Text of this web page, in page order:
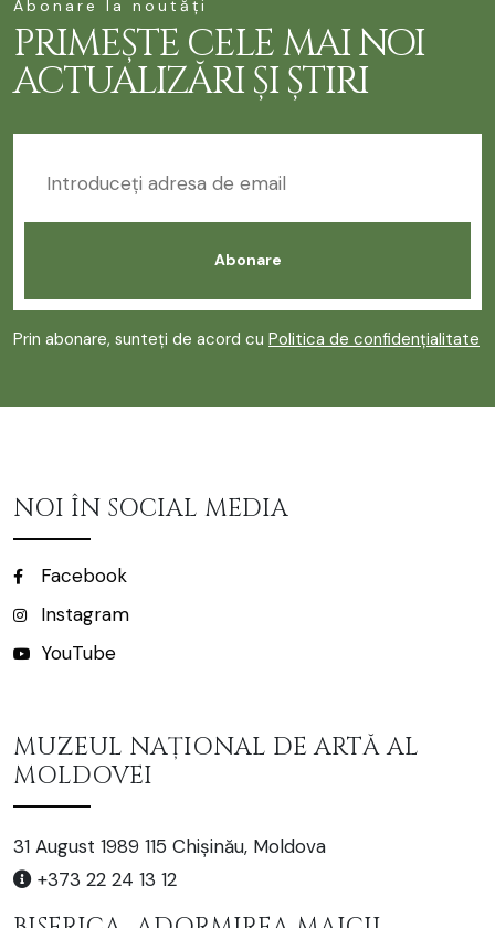
Abonare la noutăți
PRIMEȘTE CELE MAI NOI
ACTUALIZĂRI ȘI ȘTIRI
Prin abonare, sunteți de acord cu Politica de confidențialitate
NOI ÎN SOCIAL MEDIA
Facebook
Instagram
YouTube
MUZEUL NAȚIONAL DE ARTĂ AL
MOLDOVEI
31 August 1989 115 Chișinău, Moldova
+373 22 24 13 12